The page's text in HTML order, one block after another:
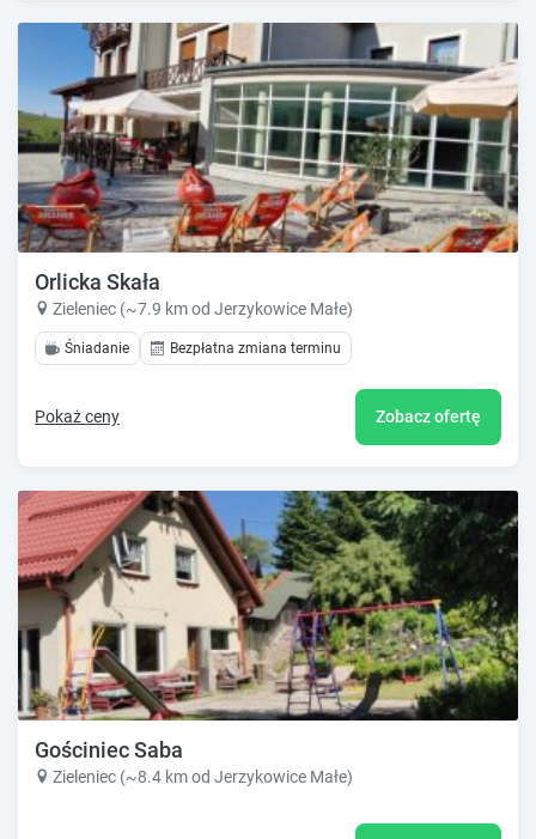
Orlicka Skała
Zieleniec (~7.9 km od Jerzykowice Małe)
Śniadanie Bezpłatna zmiana terminu
Pokaż ceny Zobacz ofertę
Gościniec Saba
Zieleniec (~8.4 km od Jerzykowice Małe)